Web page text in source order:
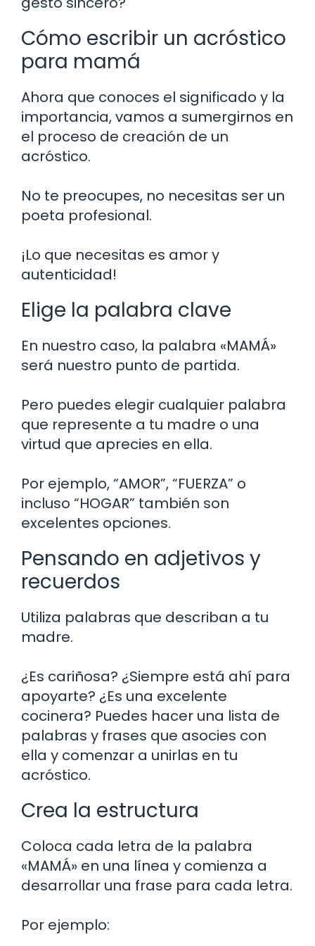
Cómo escribir un acróstico
para mamá
Ahora que conoces el significado y la
importancia, vamos a sumergirnos en
el proceso de creación de un
acróstico.
No te preocupes, no necesitas ser un
poeta profesional.
¡Lo que necesitas es amor y
autenticidad!
Elige la palabra clave
En nuestro caso, la palabra «MAMÁ»
será nuestro punto de partida.
Pero puedes elegir cualquier palabra
que represente a tu madre o una
virtud que aprecies en ella.
Por ejemplo, “AMOR”, “FUERZA” o
incluso “HOGAR” también son
excelentes opciones.
Pensando en adjetivos y
recuerdos
Utiliza palabras que describan a tu
madre.
¿Es cariñosa? ¿Siempre está ahí para
apoyarte? ¿Es una excelente
cocinera? Puedes hacer una lista de
palabras y frases que asocies con
ella y comenzar a unirlas en tu
acróstico.
Crea la estructura
Coloca cada letra de la palabra
«MAMÁ» en una línea y comienza a
desarrollar una frase para cada letra.
Por ejemplo: